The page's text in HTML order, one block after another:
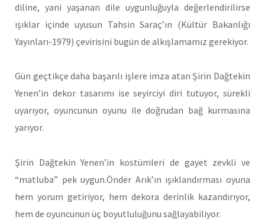
diline, yani yaşanan dile uygunluğuyla değerlendirilirse
ışıklar içinde uyusun Tahsin Saraç’ın (Kültür Bakanlığı
Yayınları-1979) çevirisini bugün de alkışlamamız gerekiyor.
Gün geçtikçe daha başarılı işlere imza atan Şirin Dağtekin
Yenen’in dekor tasarımı ise seyirciyi diri tutuyor, sürekli
uyarıyor, oyuncunun oyunu ile doğrudan bağ kurmasına
yarıyor.
Şirin Dağtekin Yenen’in kostümleri de gayet zevkli ve
“matluba” pek uygun.Önder Arık’ın ışıklandırması oyuna
hem yorum getiriyor, hem dekora derinlik kazandırıyor,
hem de oyuncunun üç boyutluluğunu sağlayabiliyor.